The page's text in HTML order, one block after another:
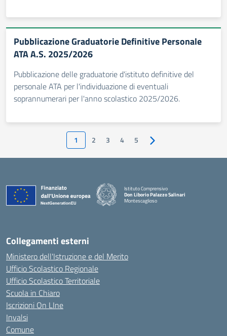
Pubblicazione Graduatorie Definitive Personale
ATA A.S. 2025/2026
Pubblicazione delle graduatorie d'istituto definitive del
personale ATA per l'individuazione di eventuali
soprannumerari per l'anno scolastico 2025/2026.
1 2 3 4 5
Istituto Comprensivo
Don Liborio Palazzo Salinari
Montescaglioso
Collegamenti esterni
Ministero dell'Istruzione e del Merito
Ufficio Scolastico Regionale
Ufficio Scolastico Territoriale
Scuola in Chiaro
Iscrizioni On LIne
Invalsi
Comune